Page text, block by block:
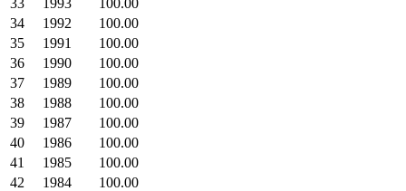
34
1992
100.00
35
1991
100.00
36
1990
100.00
37
1989
100.00
38
1988
100.00
39
1987
100.00
40
1986
100.00
41
1985
100.00
42
1984
100.00